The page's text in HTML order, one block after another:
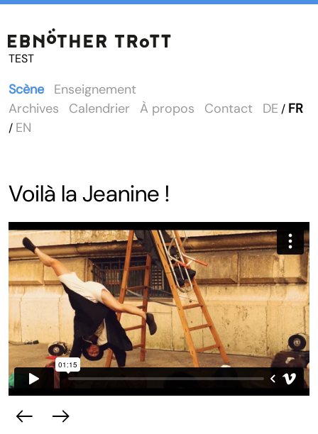
TEST
Scène
Enseignement
Archives
Calendrier À propos Contact DE / FR
/ EN
Voilà la Jeanine !